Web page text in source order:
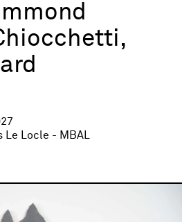
Locle - MBAL